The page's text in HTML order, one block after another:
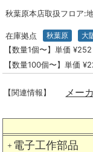
＋ 電子工作部品
秋葉原本店取扱フロア:
在庫拠点 秋葉原 大
【数量1個〜】単価 ¥252
【数量100個〜】単価
【関連情報】 メー